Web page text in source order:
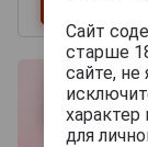
Сайт
старше
сайте, не
для